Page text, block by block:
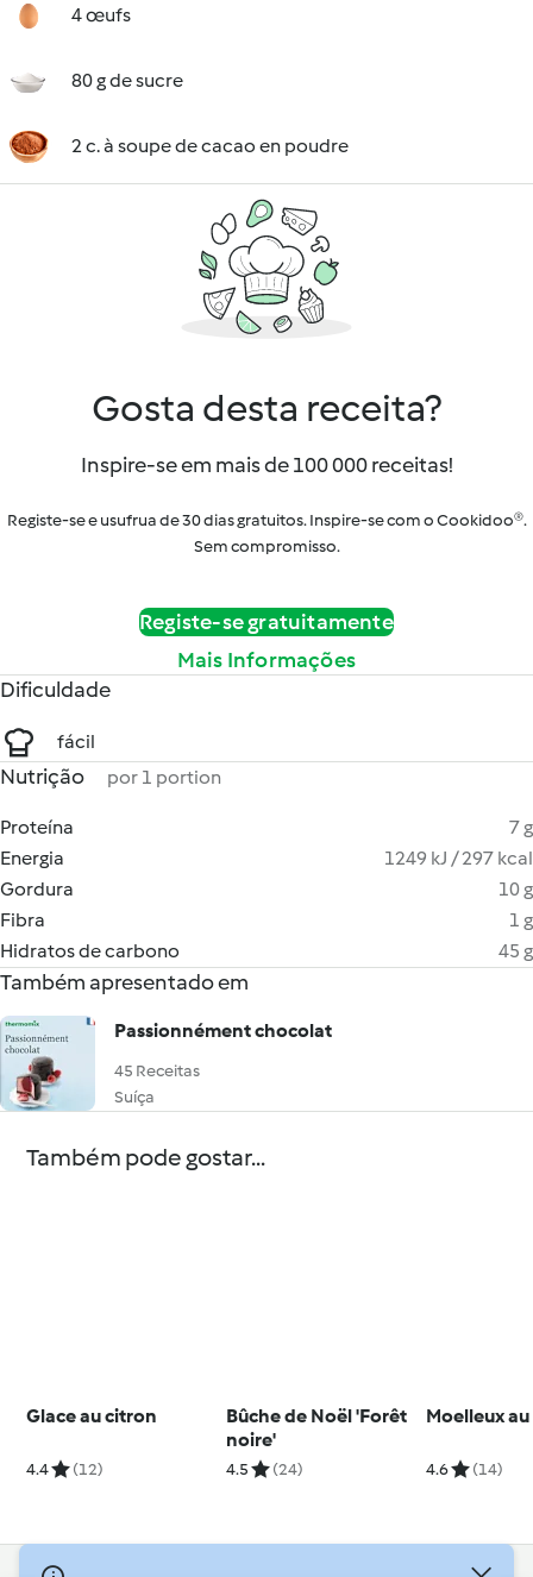
4 œufs
80 g de sucre
2 c. à soupe de cacao en poudre
Gosta desta receita?
Inspire-se em mais de 100 000 receitas!
Registe-se e usufrua de 30 dias gratuitos. Inspire-se com o Cookidoo®.
Sem compromisso.
Registe-se gratuitamente
Mais Informações
Dificuldade
fácil
Nutrição por 1 portion
Proteína
7 g
Energia
1249 kJ / 297 kcal
Gordura
10 g
Fibra
1 g
Hidratos de carbono
45 g
Também apresentado em
Passionnément chocolat
45 Receitas
Suíça
Também pode gostar...
Glace au citron
4.4 (12)
Bûche de Noël 'Forêt
noire'
4.5 (24)
Moelleux
4.6 (14)